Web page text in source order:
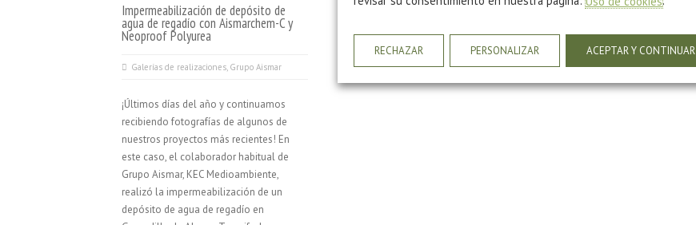
Impermeabilización de depósito de
agua de regadío con Aismarchem-C y
Neoproof Polyurea
Galerías de realizaciones, Grupo Aismar
¡Últimos días del año y continuamos
recibiendo fotografías de algunos de
nuestros proyectos más recientes! En
este caso, el colaborador habitual de
Grupo Aismar, KEC Medioambiente,
realizó la impermeabilización de un
depósito de agua de regadío en
RECHAZAR PERSONALIZAR ACEPTAR Y CONTINUAR